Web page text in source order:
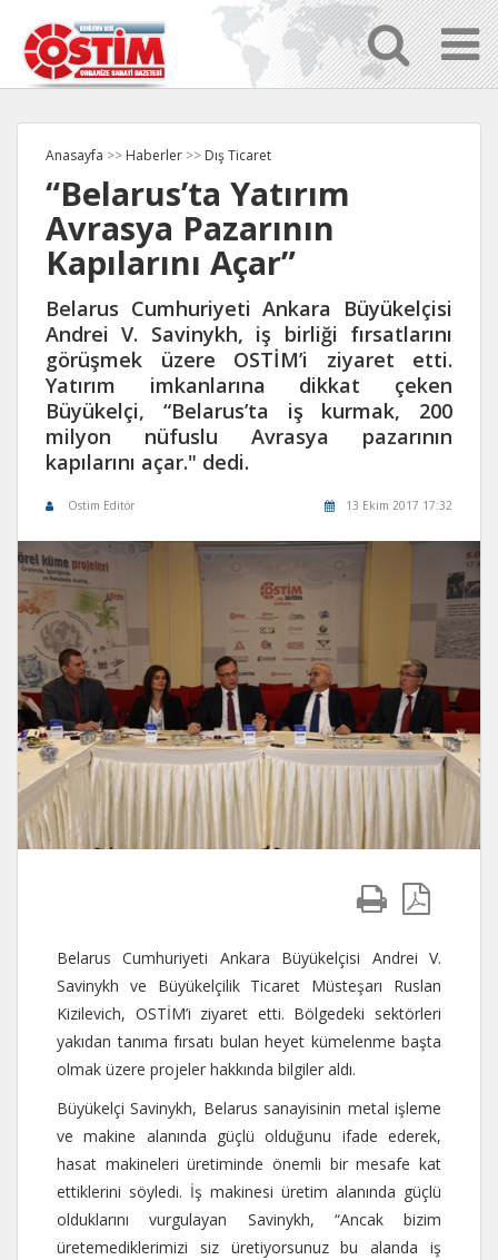
Anasayfa >> Haberler >> Dış Ticaret
“Belarus’ta Yatırım
Avrasya Pazarının
Kapılarını Açar”
Belarus Cumhuriyeti Ankara Büyükelçisi
Andrei V. Savinykh, iş birliği fırsatlarını
görüşmek üzere OSTİM’i ziyaret etti.
Yatırım imkanlarına dikkat çeken
Büyükelçi, “Belarus’ta iş kurmak, 200
milyon nüfuslu Avrasya pazarının
kapılarını açar." dedi.
Ostim Editör 13 Ekim 2017 17:32
Belarus Cumhuriyeti Ankara Büyükelçisi Andrei V.
Savinykh ve Büyükelçilik Ticaret Müsteşarı Ruslan
Kizilevich, OSTİM’i ziyaret etti. Bölgedeki sektörleri
yakıdan tanıma fırsatı bulan heyet kümelenme başta
olmak üzere projeler hakkında bilgiler aldı.
Büyükelçi Savinykh, Belarus sanayisinin metal işleme
ve makine alanında güçlü olduğunu ifade ederek,
hasat makineleri üretiminde önemli bir mesafe kat
ettiklerini söyledi. İş makinesi üretim alanında güçlü
olduklarını vurgulayan Savinykh, “Ancak bizim
üretemediklerimizi siz üretiyorsunuz bu alanda iş